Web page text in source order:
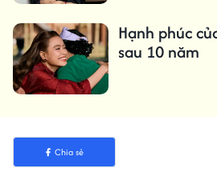
Hạnh phúc
sau 10 năm
Chia sẻ